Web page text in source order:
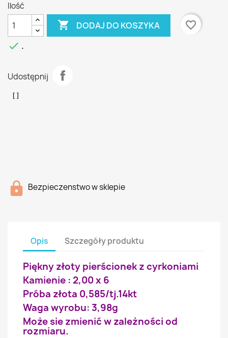
Ilość
 DODAJ DO KOSZYKA
favorite_border
 .
Udostępnij
Bezpieczenstwo w sklepie
Opis Szczegóły produktu
Piękny złoty pierścionek z cyrkoniami
Kamienie : 2,00 x 6
Próba złota 0,585/tj.14kt
Waga wyrobu: 3,98g
Może sie zmienić w zależności od
rozmiaru.